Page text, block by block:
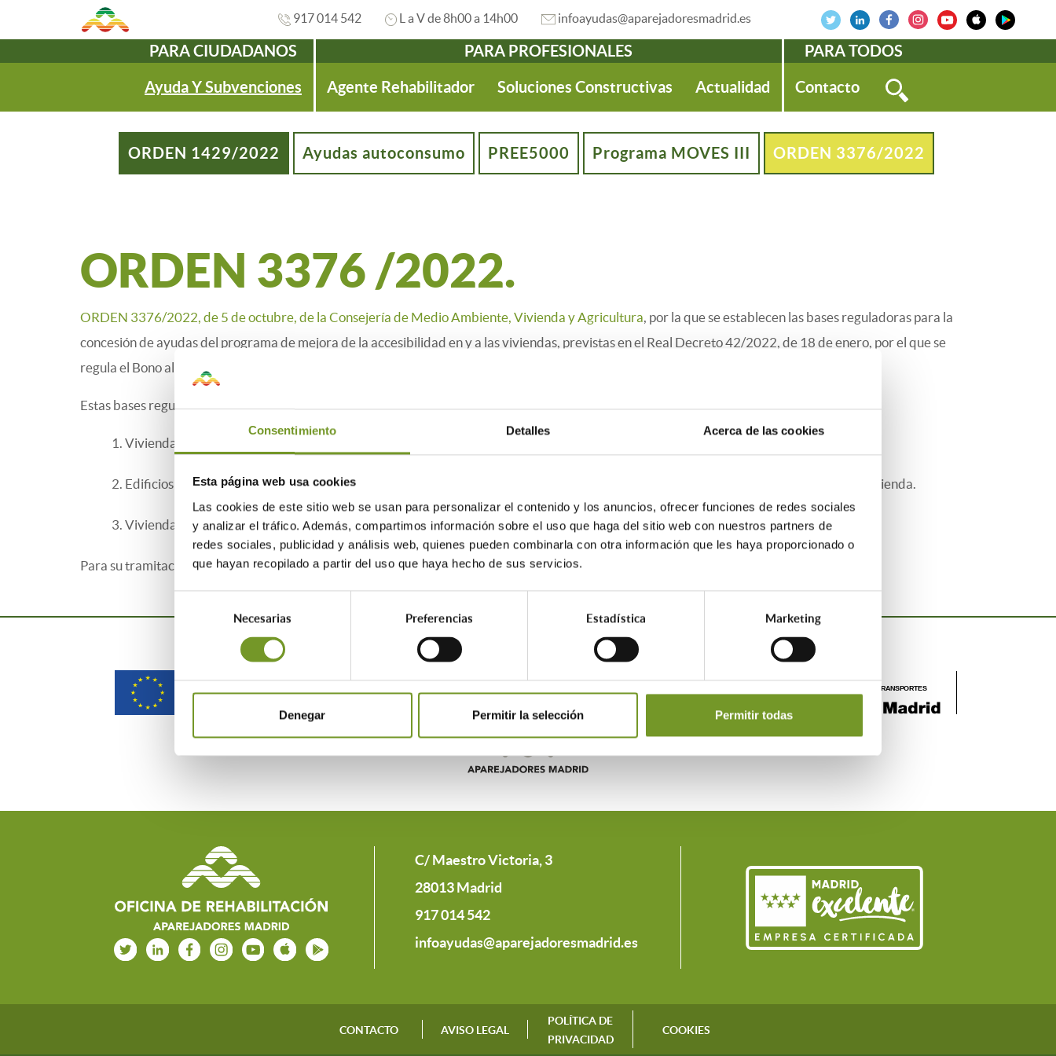
Consentimiento Detalles Acerca de las cookies
Esta página web usa cookies
Las cookies de este sitio web se usan para personalizar el contenido y los anuncios, ofrecer funciones de redes sociales
y analizar el tráfico. Además, compartimos información sobre el uso que haga del sitio web con nuestros partners de
redes sociales, publicidad y análisis web, quienes pueden combinarla con otra información que les haya proporcionado o
que hayan recopilado a partir del uso que haya hecho de sus servicios.
de
consentimiento
Necesarias Preferencias Estadística Marketing
Denegar Permitir la selección Permitir todas
917 014 542 L a V de 8h00 a 14h00 infoayudas@aparejadoresmadrid.es
Navegación
PARA CIUDADANOS
Ayuda Y Subvenciones
PARA PROFESIONALES
Agente Rehabilitador
Soluciones Constructivas Actualidad
PARA TODOS
Contacto
ORDEN 1429/2022 Ayudas autoconsumo PREE5000 Programa MOVES III ORDEN 3376/2022
ORDEN 3376 /2022.
ORDEN 3376/2022, de 5 de octubre, de la Consejería de Medio Ambiente, Vivienda y Agricultura, por la que se establecen las bases reguladoras para la
concesión de ayudas del programa de mejora de la accesibilidad en y a las viviendas, previstas en el Real Decreto 42/2022, de 18 de enero, por el que se
regula el Bono alquiler joven y el Plan Estatal para el acceso a la vivienda 2022-2025.
Estas bases reguladoras tienen como finalidad el fomento de la mejora de la accesibilidad en viviendas, tanto en el medio urbano como rural:
1. Viviendas unifamiliares aisladas o agrupadas en fila.
2. Edificios de viviendas de tipología residencial colectiva, interviniendo tanto en sus elementos comunes como en el interior de cada vivienda.
3. Viviendas ubicadas en edificios de tipología residencial colectiva.
Para su tramitación y mayor información, através de esteenlace
C/ Maestro Victoria, 3
28013 Madrid
917 014 542
infoayudas@aparejadoresmadrid.es
CONTACTO AVISO LEGAL
POLÍTICA DE
PRIVACIDAD
COOKIES